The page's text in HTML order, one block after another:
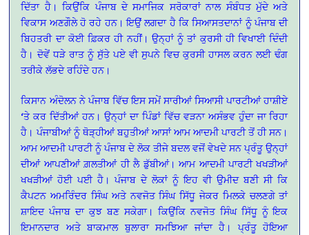
ਦਿੱਤਾ ਹੈ। ਕਿਉਂਕਿ ਪੰਜਾਬ ਦੇ ਸਮਾਜਿਕ ਸਰੋਕਾਰਾਂ ਨਾਲ ਸੰਬੰਧਤ ਮੁੱਦੇ ਅਤੇ
ਵਿਕਾਸ ਅਣਗੌਲੇ ਹੋ ਰਹੇ ਹਨ। ਇਉਂ ਲਗਦਾ ਹੈ ਕਿ ਸਿਆਸਤਦਾਨਾਂ ਨੂੰ ਪੰਜਾਬ ਦੀ
ਬਿਹਤਰੀ ਦਾ ਕੋਈ ਫ਼ਿਕਰ ਹੀ ਨਹੀਂ। ਉਨ੍ਹਾਂ ਨੂੰ ਤਾਂ ਕੁਰਸੀ ਹੀ ਵਿਖਾਈ ਦਿੰਦੀ
ਹੈ। ਦੋਵੇਂ ਧੜੇ ਰਾਤ ਨੂੰ ਸੁੱਤੇ ਪਏ ਵੀ ਸੁਪਨੇ ਵਿਚ ਕੁਰਸੀ ਹਾਸਲ ਕਰਨ ਲਈ ਢੰਗ
ਤਰੀਕੇ ਲੱਭਦੇ ਰਹਿੰਦੇ ਹਨ।
ਕਿਸਾਨ ਅੰਦੋਲਨ ਨੇ ਪੰਜਾਬ ਵਿੱਚ ਇਸ ਸਮੇਂ ਸਾਰੀਆਂ ਸਿਆਸੀ ਪਾਰਟੀਆਂ ਹਾਸ਼ੀਏ
‘ਤੇ ਕਰ ਦਿੱਤੀਆਂ ਹਨ। ਉਨ੍ਹਾਂ ਦਾ ਪਿੰਡਾਂ ਵਿੱਚ ਵੜਨਾ ਅਸੰਭਵ ਹੁੰਦਾ ਜਾ ਰਿਹਾ
ਹੈ। ਪੰਜਾਬੀਆਂ ਨੂੰ ਥੋੜ੍ਹੀਆਂ ਬਹੁਤੀਆਂ ਆਸਾਂ ਆਮ ਆਦਮੀ ਪਾਰਟੀ ਤੋਂ ਹੀ ਸਨ।
ਆਮ ਆਦਮੀ ਪਾਰਟੀ ਨੂੰ ਪੰਜਾਬ ਦੇ ਲੋਕ ਤੀਜੇ ਬਦਲ ਵਜੋਂ ਵੇਖਦੇ ਸਨ ਪ੍ਰੰਤੂ ਉਨ੍ਹਾਂ
ਦੀਆਂ ਆਪਣੀਆਂ ਗ਼ਲਤੀਆਂ ਹੀ ਲੈ ਡੁੱਬੀਆਂ। ਆਮ ਆਦਮੀ ਪਾਰਟੀ ਖਖੜੀਆਂ
ਖਖੜੀਆਂ ਹੋਈ ਪਈ ਹੈ। ਪੰਜਾਬ ਦੇ ਲੋਕਾਂ ਨੂੰ ਇਹ ਵੀ ਉਮੀਦ ਬਣੀ ਸੀ ਕਿ
ਕੈਪਟਨ ਅਮਰਿੰਦਰ ਸਿੰਘ ਅਤੇ ਨਵਜੋਤ ਸਿੰਘ ਸਿੱਧੂ ਜੇਕਰ ਮਿਲਕੇ ਚਲਣਗੇ ਤਾਂ
ਸ਼ਾਇਦ ਪੰਜਾਬ ਦਾ ਕੁਝ ਬਣ ਸਕੇਗਾ। ਕਿਉਂਕਿ ਨਵਜੋਤ ਸਿੰਘ ਸਿੱਧੂ ਨੂੰ ਇਕ
ਇਮਾਨਦਾਰ ਅਤੇ ਬਾਕਮਾਲ ਬੁਲਾਰਾ ਸਮਝਿਆ ਜਾਂਦਾ ਹੈ। ਪ੍ਰੰਤੂ ਹੋਇਆ